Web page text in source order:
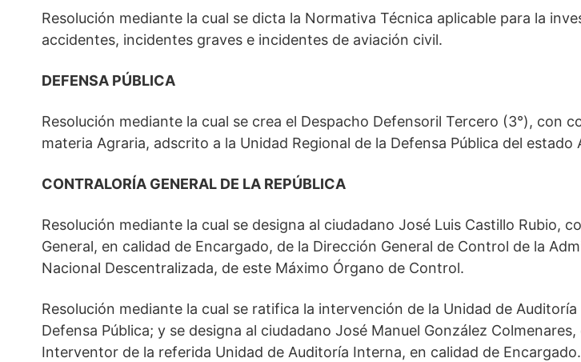
Resolución mediante la cual se dicta la Normativa Técnica aplicable para la
accidentes, incidentes graves e incidentes de aviación civil.
DEFENSA PÚBLICA
Resolución mediante la cual se crea el Despacho Defensoril Tercero (3°), con
materia Agraria, adscrito a la Unidad Regional de la Defensa Pública del estado
CONTRALORÍA GENERAL DE LA REPÚBLICA
Resolución mediante la cual se designa al ciudadano José Luis Castillo Rubio,
General, en calidad de Encargado, de la Dirección General de Control de la
Nacional Descentralizada, de este Máximo Órgano de Control.
Resolución mediante la cual se ratifica la intervención de la Unidad de
Defensa Pública; y se designa al ciudadano José Manuel González
Interventor de la referida Unidad de Auditoría Interna, en calidad de Encargado.